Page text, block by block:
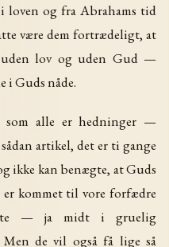
loven og fra Abrahams tid
være dem fortrædeligt, at
lov og uden Gud —
i Guds nåde.
alle er hedninger —
artikel, det er ti gange
ikke kan benægte, at Guds
er kommet til vore forfædre
— ja midt i gruelig
Men de vil også få lige så